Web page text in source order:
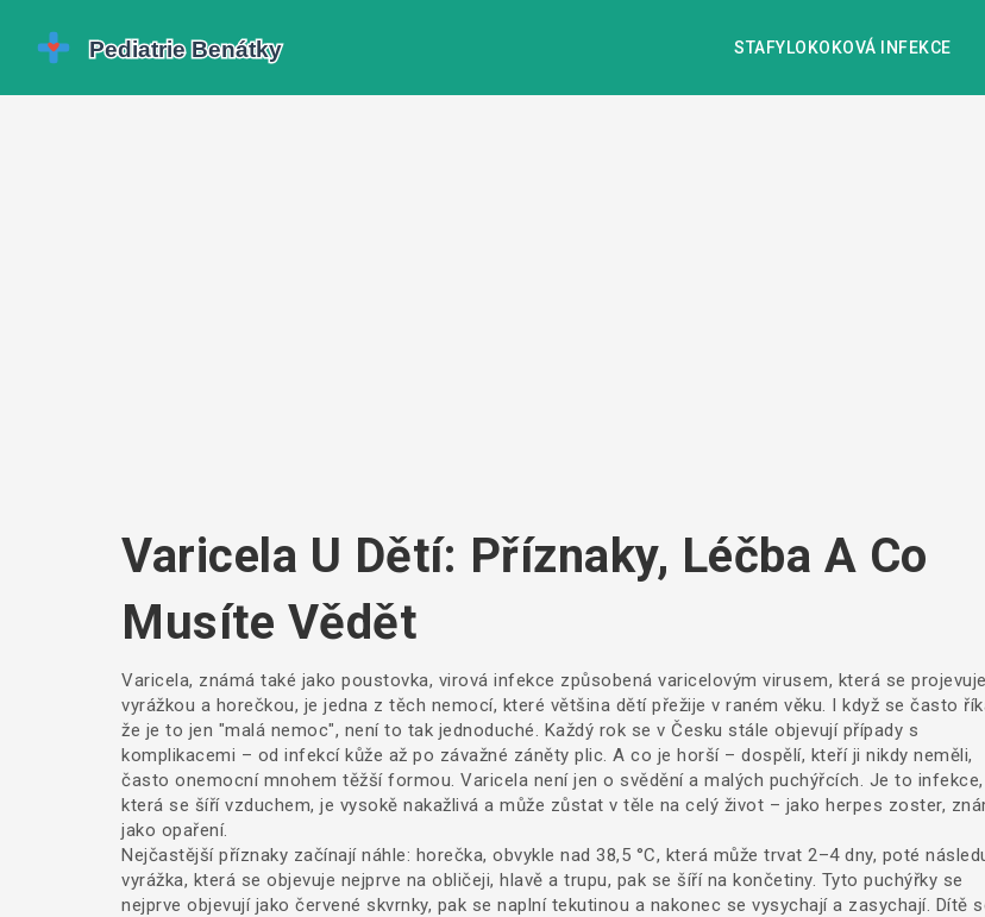
STAFYLOKOKOVÁ INFEKCE
Varicela U Dětí: Příznaky, Léčba A Co
Musíte Vědět
Varicela, známá také jako poustovka, virová infekce způsobená varicelovým virusem, která se projevuje
vyrážkou a horečkou, je jedna z těch nemocí, které většina dětí přežije v raném věku. I když se často
že je to jen "malá nemoc", není to tak jednoduché. Každý rok se v Česku stále objevují případy s
komplikacemi – od infekcí kůže až po závažné záněty plic. A co je horší – dospělí, kteří ji nikdy neměli,
často onemocní mnohem těžší formou. Varicela není jen o svědění a malých puchýřcích. Je to infekce,
která se šíří vzduchem, je vysokě nakažlivá a může zůstat v těle na celý život – jako herpes zoster,
jako opaření.
Nejčastější příznaky začínají náhle: horečka, obvykle nad 38,5 °C, která může trvat 2–4 dny, poté
vyrážka, která se objevuje nejprve na obličeji, hlavě a trupu, pak se šíří na končetiny. Tyto puchýřky se
nejprve objevují jako červené skvrnky, pak se naplní tekutinou a nakonec se vysychají a zasychají. Dítě